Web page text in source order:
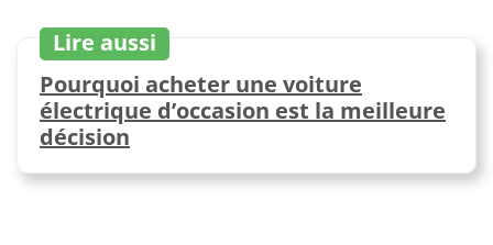
Lire aussi
Pourquoi acheter une voiture
électrique d’occasion est la meilleure
décision